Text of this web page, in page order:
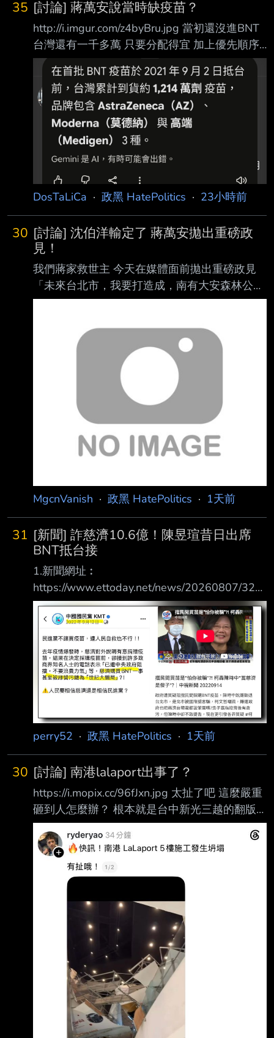
35 [討論] 蔣萬安說當時缺疫苗？
http://i.imgur.com/z4byBru.jpg 當初還沒進BNT
台灣還有一千多萬 只要分配得宜 加上優先順序
以及後續台灣製造的高端補上 基本上就可以度
過疫苗偏少的狀況 我是不懂蔣萬安為什麼說當
時缺疫苗 那既然缺疫苗 陳時中就更沒有阻擋的
理由 唯一解釋就是國民黨力挺的法律顧問 “說不
定“國民黨也想分 加上可以讓上海代理商賺錢 還
可以賺名聲 話說回來 所以蔣萬安說當初缺疫苗
他有去查證過了嗎 以及 高端真的不錯 經過這幾
年的實驗證明 確實是有效的疫苗 當初都被國民
黨抹黑了 --
DosTaLiCa · 政黑 HatePolitics · 23小時前
30 [討論] 沈伯洋輸定了 蔣萬安拋出重磅政
見！
我們蔣家救世主 今天在媒體面前拋出重磅政見
「未來台北市，我要打造成，南有大安森林公
園，北有榮星花園!」 沈伯洋，人家要蓋花園跟
建議你蓋一個台北101不然打不贏喔 --
MgcnVanish · 政黑 HatePolitics · 1天前
31 [新聞] 詐慈濟10.6億！陳昱瑄昔日出席
BNT抵台接
1.新聞網址︰
https://www.ettoday.net/news/20260807/321
5313.htm 2.新聞來源︰ ETToday 3.完整新聞標
題： 詐慈濟10.6億！陳昱瑄昔日出席BNT抵台
接機 與陳時中同框畫面曝 4.完整新聞內容︰
記者劉人豪／台北報導 慈濟基金會2021年在疫
情期間購買BNT疫苗，卻遭彰化律師公會前理事
長陳昱瑄與「互道 」宗教組織李世宗家族合
謀，騙取10.6億元「顧問費」。對此，慈濟今
（7）日發出聲明 ，強調本案經法官審理後，如
法院認定被告等人確係成立犯罪並且有犯
perry52 · 政黑 HatePolitics · 1天前
30 [討論] 南港lalaport出事了？
https://i.mopix.cc/96fJxn.jpg 太扯了吧 這麼嚴重
砸到人怎麼辦？ 根本就是台中新光三越的翻版
爲什麼藍白（政黑點）執政的城市 都會發生這
種工安 藍白畜都吃了那麼多的台北廚餘 就放過
牠們吧 另外八卦板是不是根本不討論這件事？ -